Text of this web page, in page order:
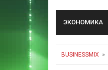
ЭКОНОМИКА
BUSINESSMIX »